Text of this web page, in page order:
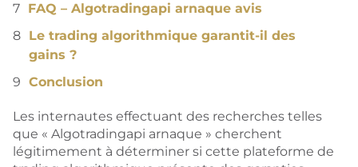
FAQ – Algotradingapi arnaque avis
Le trading algorithmique garantit-il des
gains ?
Conclusion
Les internautes effectuant des recherches telles
que « Algotradingapi arnaque » cherchent
légitimement à déterminer si cette plateforme de